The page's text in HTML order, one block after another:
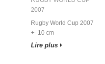
2007
Rugby World Cup 2007
+- 10 cm
Lire plus